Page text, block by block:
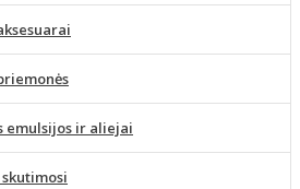
emulsijos ir aliejai